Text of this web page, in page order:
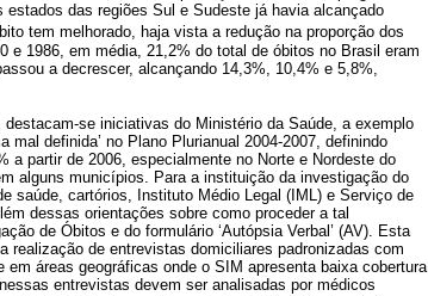
das regiões Sul e Sudeste já havia alcançado
tem melhorado, haja vista a redução na proporção dos
1986, em média, 21,2% do total de óbitos no Brasil eram
a decrescer, alcançando 14,3%, 10,4% e 5,8%,
se iniciativas do Ministério da Saúde, a exemplo
mal definida’ no Plano Plurianual 2004-2007, definindo
a partir de 2006, especialmente no Norte e Nordeste do
alguns municípios. Para a instituição da investigação do
saúde, cartórios, Instituto Médio Legal (IML) e Serviço de
dessas orientações sobre como proceder a tal
de Óbitos e do formulário ‘Autópsia Verbal’ (AV). Esta
de entrevistas domiciliares padronizadas com
áreas geográficas onde o SIM apresenta baixa cobertura
entrevistas devem ser analisadas por médicos